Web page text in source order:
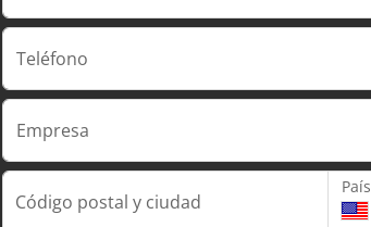
Teléfono
Empresa
Código postal y ciudad
País